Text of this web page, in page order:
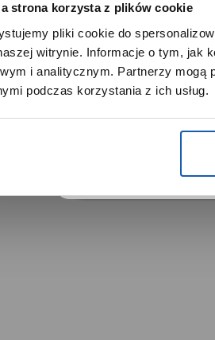
strona korzysta z plików cookie
pliki cookie do
witrynie. Informacje o tym, jak
i analitycznym. Partnerzy mogą
podczas korzystania z ich usług.
Wszelkie prawa zastrzeżone.
Używamy
optymalizować jej
DOWIEDZ